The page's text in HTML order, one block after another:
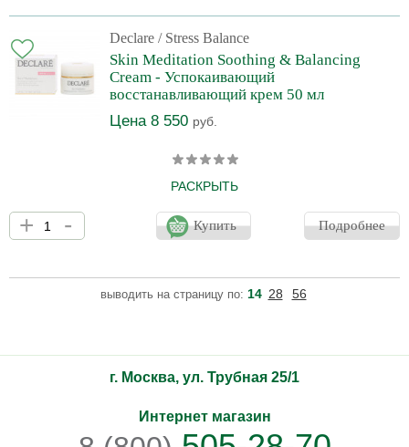
обеспечивает моментальное смягчающее действие и устраняет
проявление стресса (покраснение, сухость, шелушение кожи,
ощущение ее стянутости).
Declare / Stress Balance
Skin Meditation Soothing & Balancing
Cream - Успокаивающий
восстанавливающий крем 50 мл
Цена 8 550 руб.
РАСКРЫТЬ
Усовершенствованное средство с имунной защитой клеток кожи
оказывает интенсивное воздействие и препятствует
проникновению вредных веществ в глубокие слои кожи,
негативные воздействия. Усиливает естественную систему
регенерации, обладает выраженным успокаивающим
+ - Купить Подробнее
выводить на страницу по: 14 28 56
г. Москва, ул. Трубная 25/1
Интернет магазин